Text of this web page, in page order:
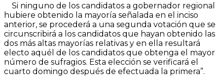
Si ninguno de los candidatos a gobernador regional
hubiere obtenido la mayoría señalada en el inciso
anterior, se procederá a una segunda votación que se
circunscribirá a los candidatos que hayan obtenido las
dos más altas mayorías relativas y en ella resultará
electo aquél de los candidatos que obtenga el mayor
número de sufragios. Esta elección se verificará el
cuarto domingo después de efectuada la primera”.